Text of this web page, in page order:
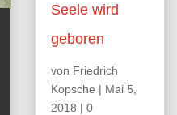
Seele wird
geboren
von Friedrich
Kopsche | Mai 5,
2018 | 0